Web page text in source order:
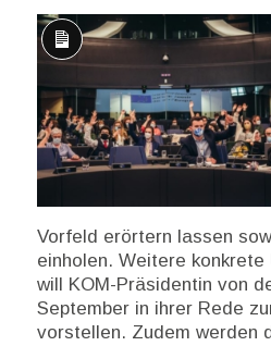
Lange
Beschreibung
Vorfeld erörtern lassen
einholen. Weitere
will KOM-Präsidentin von
September in ihrer Rede
vorstellen. Zudem werden